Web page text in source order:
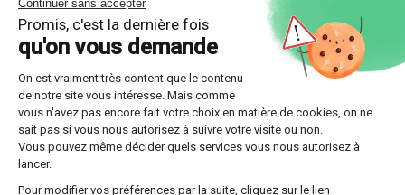
agissant sur les populations naturelles. Par exemple,
elle permet d'établir une référence contre laquelle
comparer les changements phénotypiques réels.
Elle trouve également des applications médicales
significatives en génétique humaine. Prenons, par
exemple, les maladies monogéniques telles que la
mucoviscidose. Connaître sensiblement combien de
personnes pourraient être porteuses saines du gène
défectueux grâce aux prévisions Hardy-Weinberg aide